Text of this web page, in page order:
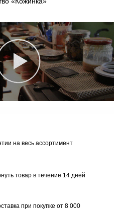
на весь ассортимент
товар в течение 14 дней
при покупке от 8 000